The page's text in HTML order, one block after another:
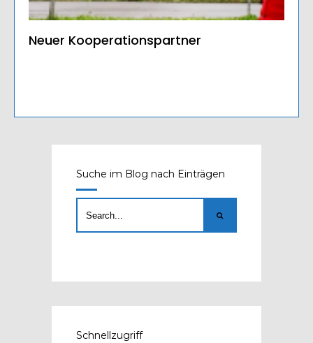
Neuer Kooperationspartner
Suche im Blog nach Einträgen
Schnellzugriff